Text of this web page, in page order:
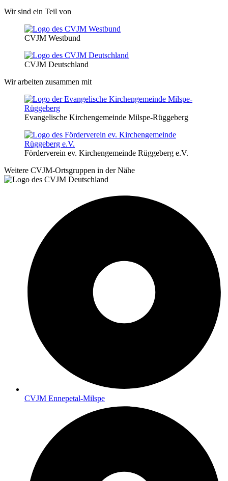
Wir sind ein Teil von
CVJM Westbund
CVJM Deutschland
Wir arbeiten zusammen mit
Evangelische Kirchengemeinde Milspe-Rüggeberg
Förderverein ev. Kirchengemeinde Rüggeberg e.V.
Weitere CVJM-Ortsgruppen in der Nähe
CVJM Ennepetal-Milspe